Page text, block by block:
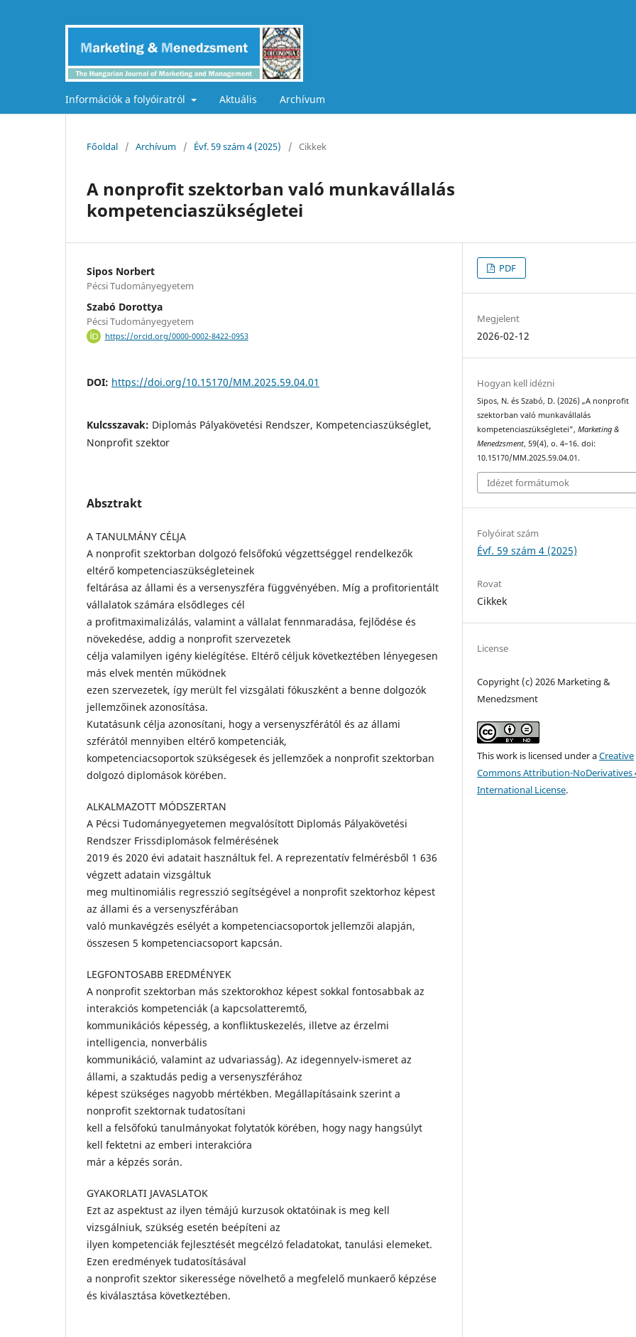
Információk a folyóiratról Aktuális Archívum
Főoldal / Archívum / Évf. 59 szám 4 (2025) / Cikkek
A nonprofit szektorban való munkavállalás
kompetenciaszükségletei
Sipos Norbert
Pécsi Tudományegyetem
Szabó Dorottya
Pécsi Tudományegyetem
https://orcid.org/0000-0002-8422-0953
DOI: https://doi.org/10.15170/MM.2025.59.04.01
Kulcsszavak: Diplomás Pályakövetési Rendszer, Kompetenciaszükséglet,
Nonprofit szektor
Absztrakt
A TANULMÁNY CÉLJA
A nonprofit szektorban dolgozó felsőfokú végzettséggel rendelkezők
eltérő kompetenciaszükségleteinek
feltárása az állami és a versenyszféra függvényében. Míg a profitorientált
vállalatok számára elsődleges cél
a profitmaximalizálás, valamint a vállalat fennmaradása, fejlődése és
növekedése, addig a nonprofit szervezetek
célja valamilyen igény kielégítése. Eltérő céljuk következtében lényegesen
más elvek mentén működnek
ezen szervezetek, így merült fel vizsgálati fókuszként a benne dolgozók
jellemzőinek azonosítása.
Kutatásunk célja azonosítani, hogy a versenyszférától és az állami
szférától mennyiben eltérő kompetenciák,
kompetenciacsoportok szükségesek és jellemzőek a nonprofit szektorban
dolgozó diplomások körében.
ALKALMAZOTT MÓDSZERTAN
A Pécsi Tudományegyetemen megvalósított Diplomás Pályakövetési
Rendszer Frissdiplomások felmérésének
2019 és 2020 évi adatait használtuk fel. A reprezentatív felmérésből 1 636
végzett adatain vizsgáltuk
meg multinomiális regresszió segítségével a nonprofit szektorhoz képest
az állami és a versenyszférában
való munkavégzés esélyét a kompetenciacsoportok jellemzői alapján,
összesen 5 kompetenciacsoport kapcsán.
LEGFONTOSABB EREDMÉNYEK
A nonprofit szektorban más szektorokhoz képest sokkal fontosabbak az
interakciós kompetenciák (a kapcsolatteremtő,
kommunikációs képesség, a konfliktuskezelés, illetve az érzelmi
intelligencia, nonverbális
kommunikáció, valamint az udvariasság). Az idegennyelv-ismeret az
állami, a szaktudás pedig a versenyszférához
képest szükséges nagyobb mértékben. Megállapításaink szerint a
nonprofit szektornak tudatosítani
kell a felsőfokú tanulmányokat folytatók körében, hogy nagy hangsúlyt
kell fektetni az emberi interakcióra
már a képzés során.
GYAKORLATI JAVASLATOK
Ezt az aspektust az ilyen témájú kurzusok oktatóinak is meg kell
vizsgálniuk, szükség esetén beépíteni az
ilyen kompetenciák fejlesztését megcélzó feladatokat, tanulási elemeket.
Ezen eredmények tudatosításával
a nonprofit szektor sikeressége növelhető a megfelelő munkaerő képzése
és kiválasztása következtében.
PDF
Megjelent
2026-02-12
Hogyan kell idézni
Sipos, N. és Szabó, D. (2026) „A nonprofit
szektorban való munkavállalás
kompetenciaszükségletei”,Marketing &
Menedzsment, 59(4), o. 4–16. doi:
10.15170/MM.2025.59.04.01.
Idézet formátumok
Folyóirat szám
Évf. 59 szám 4 (2025)
Rovat
Cikkek
License
Copyright (c) 2026 Marketing &
Menedzsment
This work is licensed under aCreative
Commons Attribution-NoDerivatives
International License.